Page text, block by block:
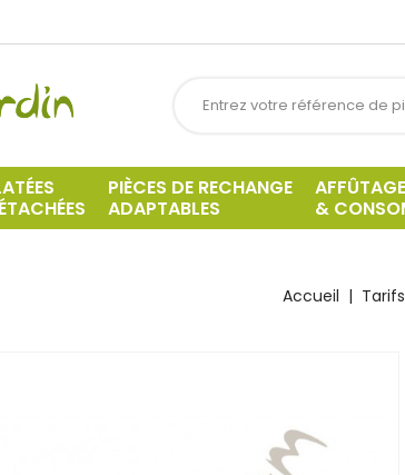
PIÈCES DE RECHANGE
ADAPTABLES
AFFÛTAGE
&
Accueil Tarifs